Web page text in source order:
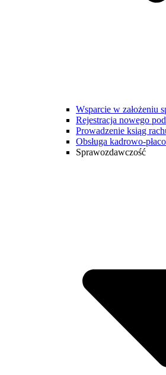
Wsparcie w założeniu
Rejestracja nowego
Prowadzenie ksiąg
Obsługa kadrowo-
Sprawozdawczość